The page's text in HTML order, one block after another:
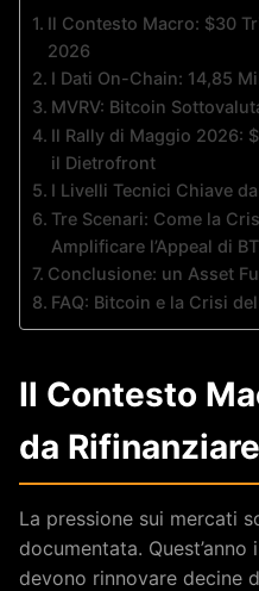
Il Contesto Macro: $30
2026
I Dati On-Chain: 14,85
MVRV: Bitcoin
Il Rally di Maggio 2026:
il Dietrofront
I Livelli Tecnici Chiave
Tre Scenari: Come la
Amplificare l’Appeal di
Conclusione: un Asset
FAQ: Bitcoin e la Crisi
Il Contesto
da
La pressione sui mercati
documentata.
devono rinnovare decine